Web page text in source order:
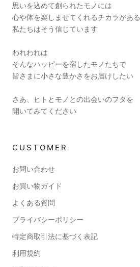
思いを込めて創られたモノには
心や体を楽しませてくれるチカラがある
私たちはそう信じています
われわれは
そんなハッピーを宿したモノたちで
皆さまに小さな豊かさをお届けしたい
さあ、ヒトとモノとの出会いのフタを
開いてみてください
CUSTOMER
お問い合わせ
お買い物ガイド
よくある質問
プライバシーポリシー
特定商取引法に基づく表記
利用規約